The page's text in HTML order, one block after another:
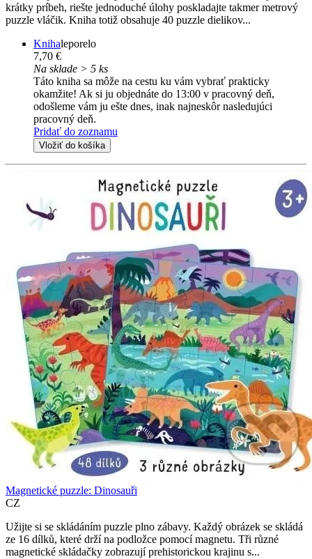
krátky príbeh, riešte jednoduché úlohy poskladajte takmer metrový
puzzle vláčik. Kniha totiž obsahuje 40 puzzle dielikov...
Knihaleporelo
7,70 €
Na sklade > 5 ks
Táto kniha sa môže na cestu ku vám vybrať prakticky
okamžite! Ak si ju objednáte do 13:00 v pracovný deň,
odošleme vám ju ešte dnes, inak najneskôr nasledujúci
pracovný deň.
Pridať do zoznamu
Vložiť do košíka
Magnetické puzzle: Dinosauři
CZ
Užijte si se skládáním puzzle plno zábavy. Každý obrázek se skládá
ze 16 dílků, které drží na podložce pomocí magnetu. Tři různé
magnetické skládačky zobrazují prehistorickou krajinu s...